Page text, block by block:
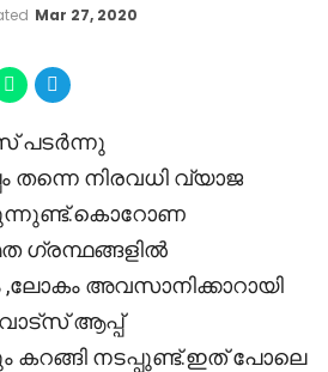
Mar 27, 2020
പടർന്നു
തന്നെ നിരവധി വ്യാജ
ഗ്രന്ഥങ്ങളിൽ
,ലോകം അവസാനിക്കാറായി
ആപ്പ്
നടപ്പുണ്ട്.ഇത് പോലെ